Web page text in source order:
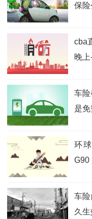
保险
cba
晚
车
是
环
G90
车
久